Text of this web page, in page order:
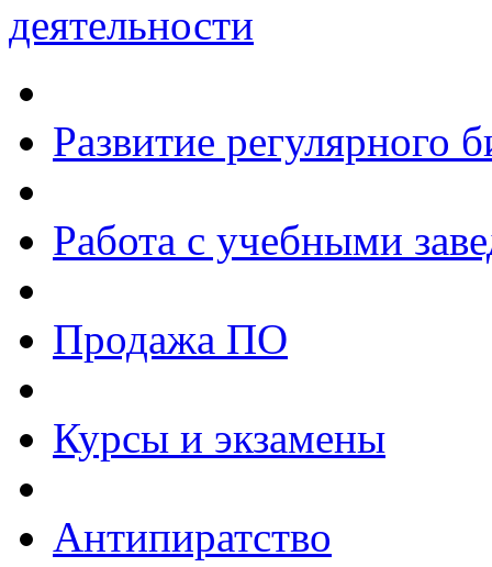
деятельности
Развитие регулярного
Работа с учебными
Продажа ПО
Курсы и экзамены
Антипиратство